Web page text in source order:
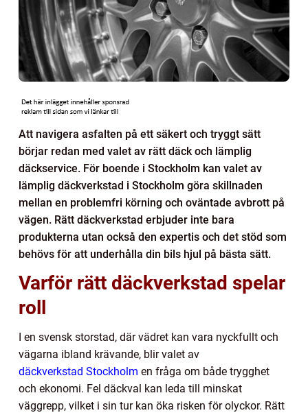
Att navigera asfalten på ett säkert och tryggt sätt
börjar redan med valet av rätt däck och lämplig
däckservice. För boende i Stockholm kan valet av
lämplig däckverkstad i Stockholm göra skillnaden
mellan en problemfri körning och oväntade avbrott på
vägen. Rätt däckverkstad erbjuder inte bara
produkterna utan också den expertis och det stöd som
behövs för att underhålla din bils hjul på bästa sätt.
Varför rätt däckverkstad spelar
roll
I en svensk storstad, där vädret kan vara nyckfullt och
vägarna ibland krävande, blir valet av
däckverkstad Stockholm en fråga om både trygghet
och ekonomi. Fel däckval kan leda till minskat
väggrepp, vilket i sin tur kan öka risken för olyckor. Rätt